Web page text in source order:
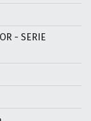
- SERIE